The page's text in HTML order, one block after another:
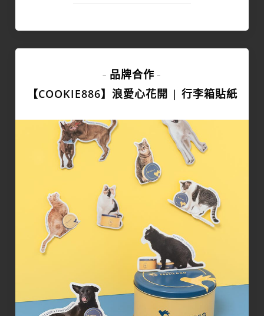
- 品牌合作 -
【COOKIE886】浪愛心花開 | 行李箱貼紙